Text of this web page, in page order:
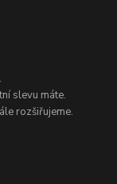
slevu máte.
rozšiřujeme.